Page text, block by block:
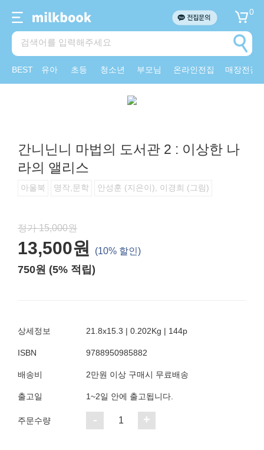
0
BEST 유아 초등 청소년 부모님 온라인전집 매장전집
간니닌니 마법의 도서관 2 : 이상한 나
라의 앨리스
아울북 명작,문학 안성훈 (지은이), 이경희 (그림)
정가 15,000원
13,500원 (10% 할인)
750원 (5% 적립)
상세정보 21.8x15.3 | 0.202Kg | 144p
ISBN 9788950985882
배송비 2만원 이상 구매시 무료배송
출고일 1~2일 안에 출고됩니다.
주문수량 - 1 +